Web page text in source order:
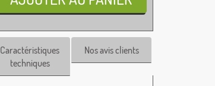
Caractéristiques
techniques
Nos avis clients